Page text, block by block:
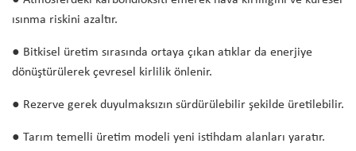
ısınma riskini azaltır.
● Bitkisel üretim sırasında ortaya çıkan atıklar da enerjiye
dönüştürülerek çevresel kirlilik önlenir.
● Rezerve gerek duyulmaksızın sürdürülebilir şekilde üretilebilir.
● Tarım temelli üretim modeli yeni istihdam alanları yaratır.